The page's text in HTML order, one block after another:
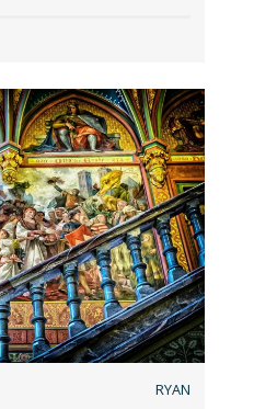
RYAN